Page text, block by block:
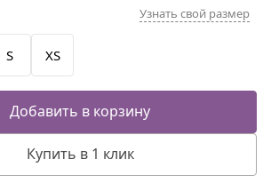
S XS
Узнать свой размер
Добавить в корзину
Купить в 1 клик